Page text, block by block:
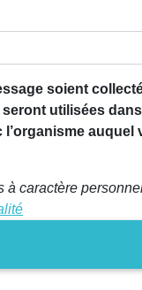
soient
utilisées dans
l’organisme auquel
à caractère